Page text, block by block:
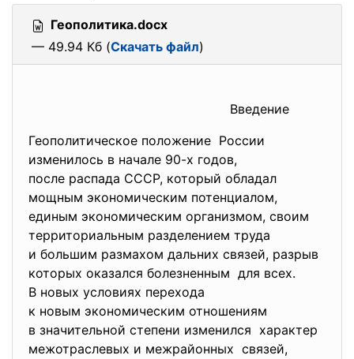
Геополитика.docx
— 49.94 Кб (Скачать файл)
Введение
Геополитическое положение России
изменилось в начале 90-х годов,
после распада СССР, который обладал
мощным экономическим потенциалом,
единым экономическим организмом, своим
территориальным разделением труда
и большим размахом дальних связей, разрыв
которых оказался болезненным для всех.
В новых условиях перехода
к новым экономическим отношениям
в значительной степени изменился характер
межотраслевых и межрайонных связей,